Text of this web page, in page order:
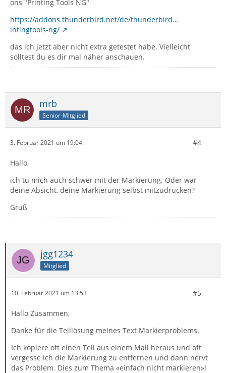
ons "Printing Tools NG"
https://addons.thunderbird.net/de/thunderbird…
intingtools-ng/
das ich jetzt aber nicht extra getestet habe. Vielleicht
solltest du es dir mal näher anschauen.
mrb
Senior-Mitglied
3. Februar 2021 um 19:04 #4
Hallo,
ich tu mich auch schwer mit der Markierung. Oder war
deine Absicht, deine Markierung selbst mitzudrucken?
Gruß
jgg1234
Mitglied
10. Februar 2021 um 13:53 #5
Hallo Zusammen,
Danke für die Teillösung meines Text Markierproblems.
Ich kopiere oft einen Teil aus einem Mail heraus und oft
vergesse ich die Markierung zu entfernen und dann nervt
das Problem. Dies zum Thema «einfach nicht markieren»!